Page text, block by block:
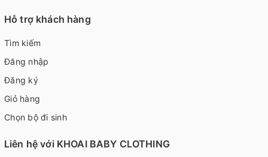
Hỗ trợ khách hàng
Tìm kiếm
Đăng nhập
Đăng ký
Giỏ hàng
Chọn bộ đi sinh
Liên hệ với KHOAI BABY CLOTHING